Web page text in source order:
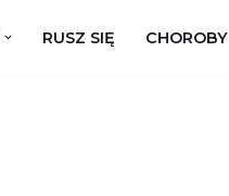
RUSZ SIĘ CHOROBY